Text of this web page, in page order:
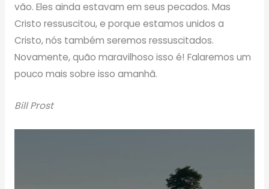
vão. Eles ainda estavam em seus pecados. Mas
Cristo ressuscitou, e porque estamos unidos a
Cristo, nós também seremos ressuscitados.
Novamente, quão maravilhoso isso é! Falaremos um
pouco mais sobre isso amanhã.
Bill Prost